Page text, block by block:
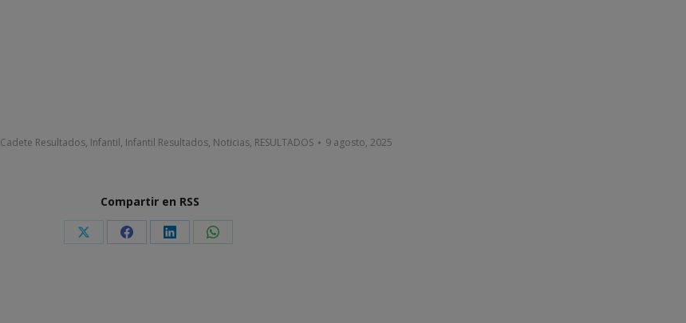
Cadete Resultados, Infantil, Infantil Resultados, Noticias, RESULTADOS 9 agosto, 2025
Compartir en RSS
Share Share Share Share